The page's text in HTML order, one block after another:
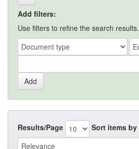
Add filters:
Use filters to refine the search results.
Results/Page Sort items by